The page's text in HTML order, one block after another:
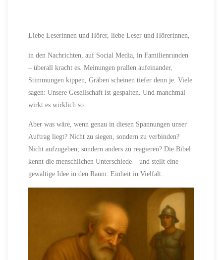
Liebe Leserinnen und Hörer, liebe Leser und Hörerinnen,
in den Nachrichten, auf Social Media, in Familienrunden
– überall kracht es. Meinungen prallen aufeinander,
Stimmungen kippen, Gräben scheinen tiefer denn je. Viele
sagen: Unsere Gesellschaft ist gespalten. Und manchmal
wirkt es wirklich so.
Aber was wäre, wenn genau in diesen Spannungen unser
Auftrag liegt? Nicht zu siegen, sondern zu verbinden?
Nicht aufzugeben, sondern anders zu reagieren? Die Bibel
kennt die menschlichen Unterschiede – und stellt eine
gewaltige Idee in den Raum: Einheit in Vielfalt.